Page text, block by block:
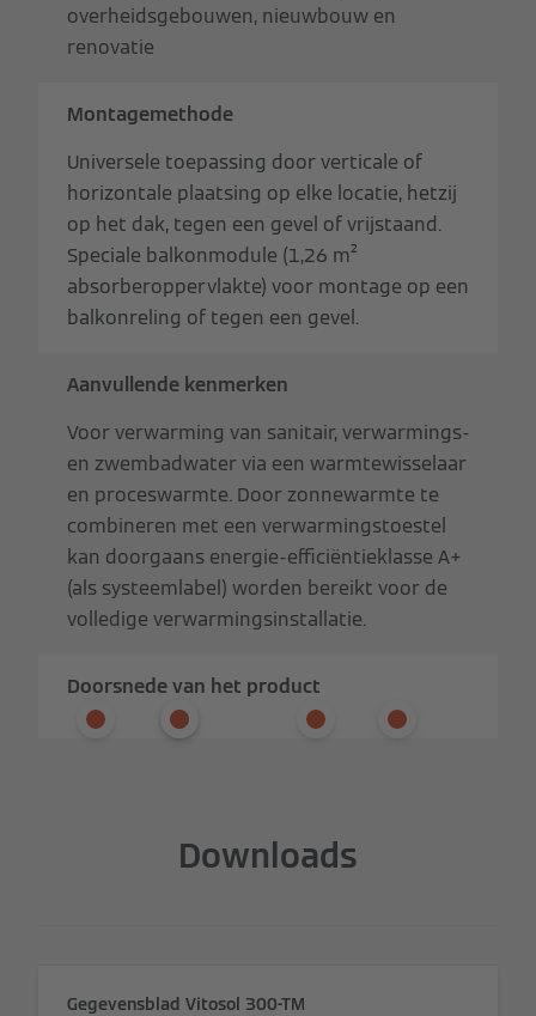
overheidsgebouwen, nieuwbouw en
renovatie
Montagemethode
Universele toepassing door verticale of
horizontale plaatsing op elke locatie, hetzij
op het dak, tegen een gevel of vrijstaand.
Speciale balkonmodule (1,26 m²
absorberoppervlakte) voor montage op een
balkonreling of tegen een gevel.
Aanvullende kenmerken
Voor verwarming van sanitair, verwarmings-
en zwembadwater via een warmtewisselaar
en proceswarmte. Door zonnewarmte te
combineren met een verwarmingstoestel
kan doorgaans energie-efficiëntieklasse A+
(als systeemlabel) worden bereikt voor de
volledige verwarmingsinstallatie.
Doorsnede van het product
Downloads
Gegevensblad Vitosol 300-TM